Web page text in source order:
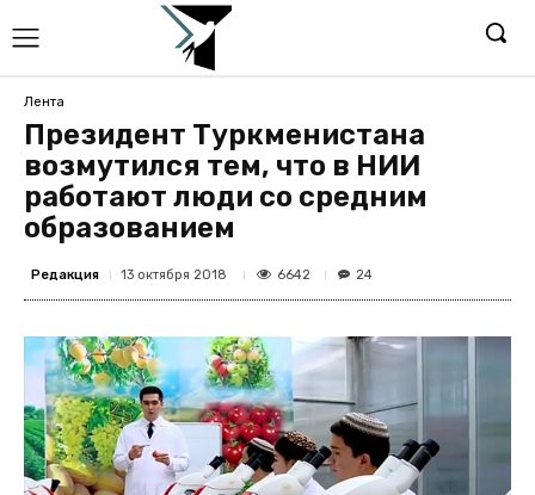
Лента
Президент Туркменистана
возмутился тем, что в НИИ
работают люди со средним
образованием
Редакция 13 октября 2018 6642 24